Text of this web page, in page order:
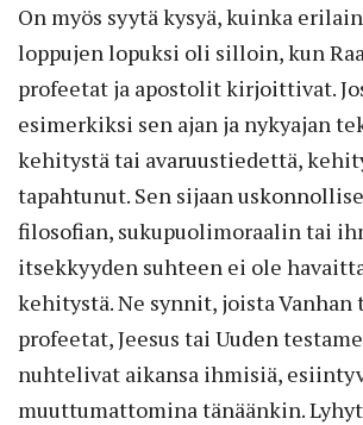
On myös syytä kysyä, kuinka
loppujen lopuksi oli silloin, kun
profeetat ja apostolit kirjoittivat.
esimerkiksi sen ajan ja nykyajan
kehitystä tai avaruustiedettä,
tapahtunut. Sen sijaan
filosofian, sukupuolimoraalin tai
itsekkyyden suhteen ei ole
kehitystä. Ne synnit, joista
profeetat, Jeesus tai Uuden
nuhtelivat aikansa ihmisiä,
muuttumattomina tänäänkin.